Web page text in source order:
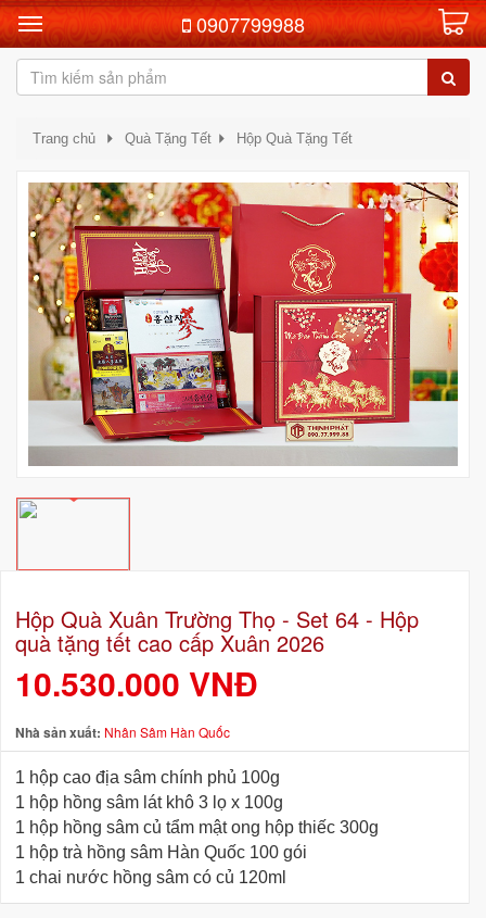
0907799988
Trang chủ Quà Tặng Tết Hộp Quà Tặng Tết
Hộp Quà Xuân Trường Thọ - Set 64 - Hộp
quà tặng tết cao cấp Xuân 2026
10.530.000 VNĐ
Nhà sản xuất: Nhân Sâm Hàn Quốc
1 hộp cao địa sâm chính phủ 100g
1 hộp hồng sâm lát khô 3 lọ x 100g
1 hộp hồng sâm củ tẩm mật ong hộp thiếc 300g
1 hộp trà hồng sâm Hàn Quốc 100 gói
1 chai nước hồng sâm có củ 120ml